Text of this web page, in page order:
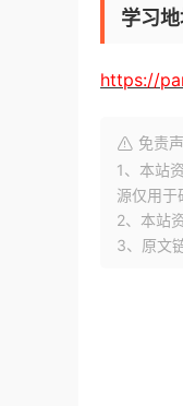
学习
https://
免责声
1、本站
源仅用于
2、本站
3、原文